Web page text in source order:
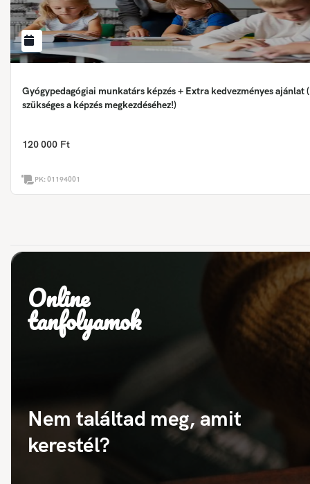
Gyógypedagógiai munkatárs képzés + Extra kedvezményes ajánlat
szükséges a képzés megkezdéséhez!)
120 000 Ft
PK:01194001
Online
tanfolyamok
Nem találtad meg, amit
kerestél?